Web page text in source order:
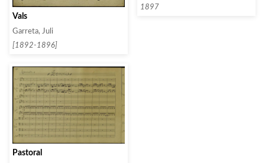
Vals
Garreta, Juli
[1892-1896]
1897
Pastoral